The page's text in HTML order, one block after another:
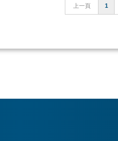
上一頁 1